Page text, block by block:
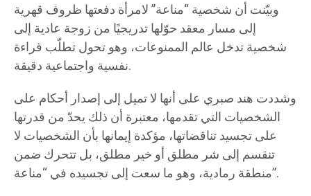
وبيّنت أن شخصية “مناعة” لامرأة دفعتها ظروف قهرية
إلى مسار معقد حوّلها تدريجيًا من زوجة عادية إلى
شخصية تدخل عالم الممنوعات، وهو تحول تطلّب قراءة
نفسية واجتماعية دقيقة.
وشددت هند صبري على أنها لا تميل إلى إصدار أحكام على
الشخصيات التي تقدمها، معتبرة أن ذلك يحدّ من قدرتها
على تجسيد تناقضاتها، مؤكدة إيمانها بأن الشخصيات لا
تنقسم إلى شر مطلق أو خير مطلق، بل تتحرك ضمن
منطقة رمادية، وهو ما سعت إلى تجسيده في “مناعة”.